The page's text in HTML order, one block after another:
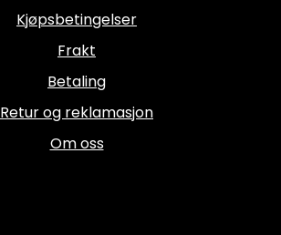
Kjøpsbetingelser
Frakt
Betaling
Retur og reklamasjon
Om oss